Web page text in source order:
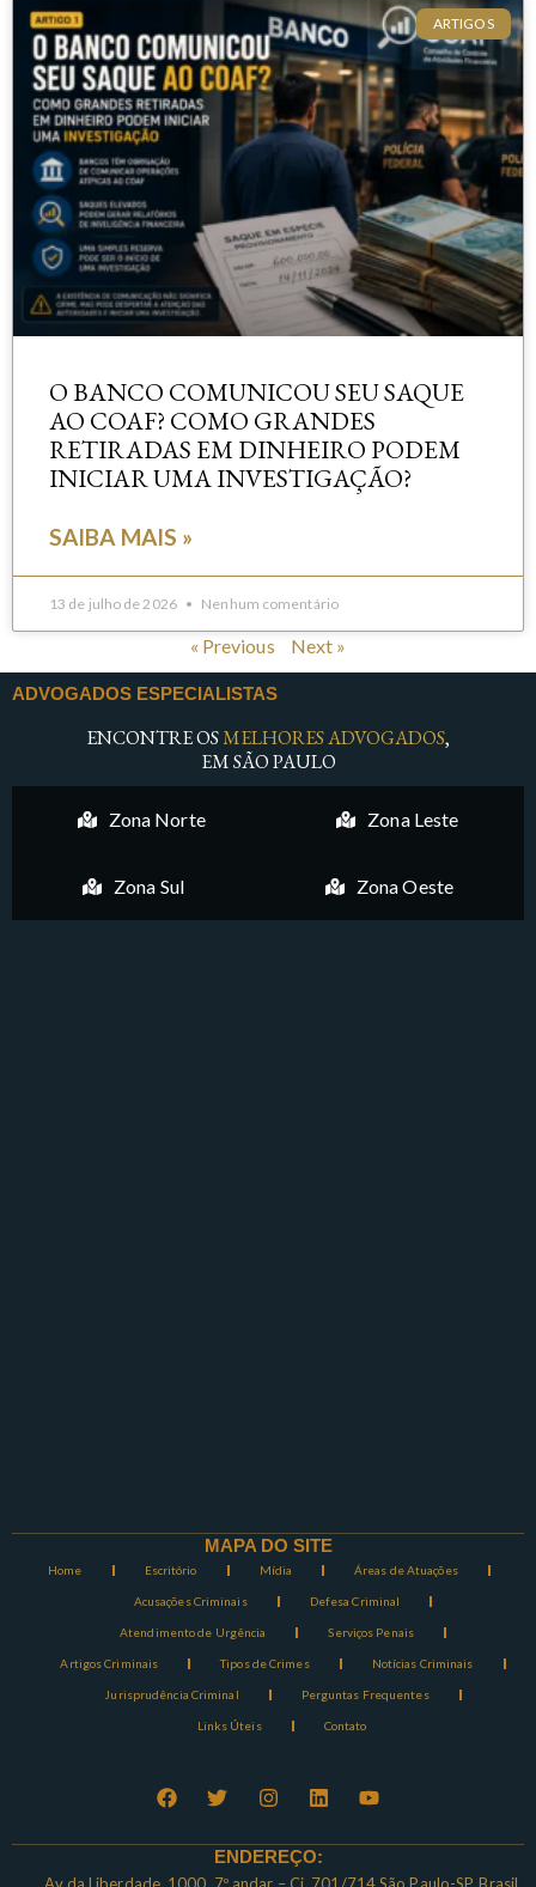
ARTIGOS
O BANCO COMUNICOU SEU SAQUE
AO COAF? COMO GRANDES
RETIRADAS EM DINHEIRO PODEM
INICIAR UMA INVESTIGAÇÃO?
SAIBA MAIS »
13 de julho de 2026 Nenhum comentário
« Previous Next »
ADVOGADOS ESPECIALISTAS
ENCONTRE OSMELHORES ADVOGADOS,
EM SÃO PAULO
Zona Norte Zona Leste
Zona Sul Zona Oeste
MAPA DO SITE
Home Escritório Mídia Áreas de Atuações
Acusações Criminais Defesa Criminal
Atendimento de Urgência Serviços Penais
Artigos Criminais Tipos de Crimes Notícias Criminais
Jurisprudência Criminal Perguntas Frequentes
Links Úteis Contato
ENDEREÇO: